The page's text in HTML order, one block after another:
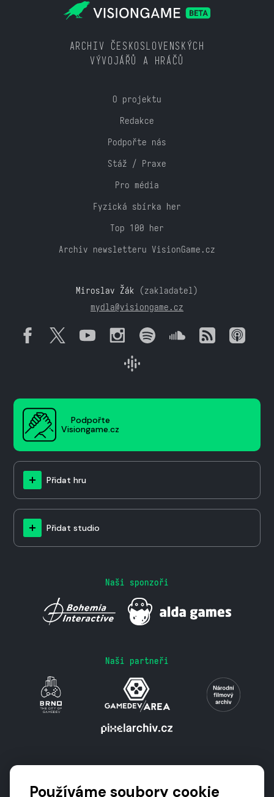
ARCHIV ČESKOSLOVENSKÝCH
VÝVOJÁŘŮ A HRÁČŮ
O projektu
Redakce
Podpořte nás
Stáž / Praxe
Pro média
Fyzická sbírka her
Top 100 her
Archiv newsletteru VisionGame.cz
Miroslav Žák (zakladatel)
mydla@visiongame.cz
Podpořte
Visiongame.cz
Přidat hru
Přidat studio
Naši sponzoři
Naši partneři
Používáme soubory cookie